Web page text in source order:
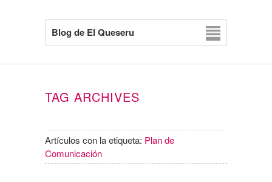
Blog de El Queseru
TAG ARCHIVES
Artículos con la etiqueta: Plan de
Comunicación